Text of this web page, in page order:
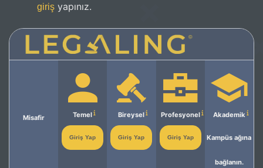
giriş yapınız.
Misafir Temel
Giriş Yap
Bireysel
Giriş Yap
Profesyonel
Giriş Yap
Akademik
Kampüs ağına
bağlanın.